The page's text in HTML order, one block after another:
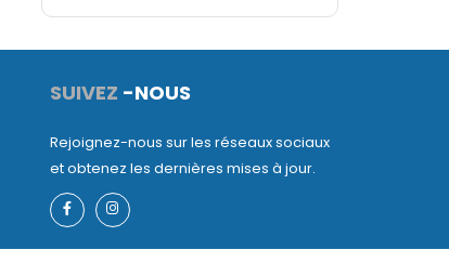
SUIVEZ -NOUS
Rejoignez-nous sur les réseaux sociaux
et obtenez les dernières mises à jour.